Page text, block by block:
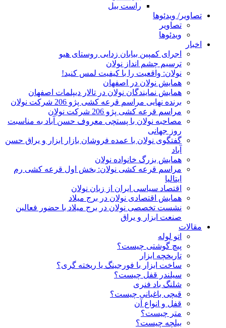
راست بیل
تصاویر/ ویدئوها
تصاویر
ویدئوها
اخبار
اجرای کمپین بیابان زدایی روستای هیو
ترسیم چشم انداز نولان
نولان: واقعیت را با کیفیت لمس کنید!
همایش نولان در اصفهان
همایش نمایندگان نولان در تالار دیپلمات اصفهان
برنده نهایی مراسم قرعه کشی پژو 206 شرکت نولان
مراسم قرعه کشی پژو 206 شرکت نولان
مصاحبه نولان با پستچی معروف حسن آباد به مناسبت
روز جهانی
گفتگوی نولان با عمده فروشان بازار ابزار و یراق حسن
آباد
همایش بزرگ خانواده نولان
مراسم قرعه کشی نولان: بخش اول قرعه کشی رم
ایتالیا
اقتصاد سیاسی ایران از زبان نولان
همایش اقتصادی نولان در برج میلاد
نشست تخصصی نولان در برج میلاد با حضور فعالین
صنعت ابزار و یراق
مقالات
اتو لوله
پیچ گوشتی چیست؟
تاریخچه ابزار
ساخت ابزار با فورجینگ یا ریخته گری؟
سیلندر قفل چیست؟
شلنگ باد فنری
قیچی باغبانی چیست؟
قفل و انواع آن
متر چیست؟
بیلچه چیست؟